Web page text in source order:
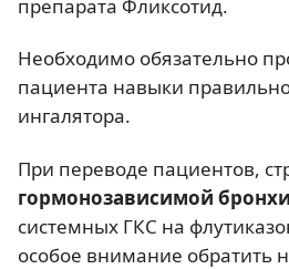
препарата Фликсотид.
Необходимо обязательно
пациента навыки
ингалятора.
При переводе пациентов,
гормонозависимой
системных ГКС на
особое внимание обратить